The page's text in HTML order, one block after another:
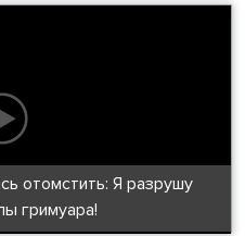
отомстить: Я разрушу
гримуара!